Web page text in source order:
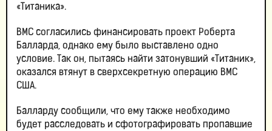
«Титаника».
ВМС согласились финансировать проект Роберта
Балларда, однако ему было выставлено одно
условие. Так он, пытаясь найти затонувший «Титаник»,
оказался втянут в сверхсекретную операцию ВМС
США.
Балларду сообщили, что ему также необходимо
будет расследовать и сфотографировать пропавшие